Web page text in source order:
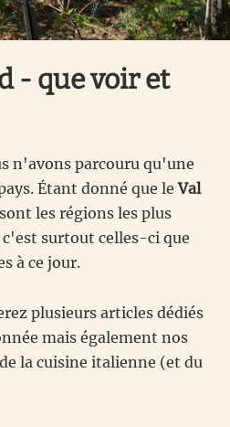
- que voir et
n'avons parcouru qu'une
Étant donné que leVal
sont les régions les plus
c'est surtout celles-ci que
à ce jour.
plusieurs articles dédiés
mais également nos
la cuisine italienne (et du